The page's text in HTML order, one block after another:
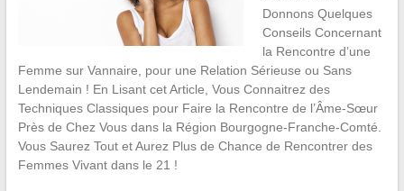
Donnons Quelques
Conseils Concernant
la Rencontre d’une
Femme sur Vannaire, pour une Relation Sérieuse ou Sans
Lendemain ! En Lisant cet Article, Vous Connaitrez des
Techniques Classiques pour Faire la Rencontre de l’Âme-Sœur
Près de Chez Vous dans la Région Bourgogne-Franche-Comté.
Vous Saurez Tout et Aurez Plus de Chance de Rencontrer des
Femmes Vivant dans le 21 !